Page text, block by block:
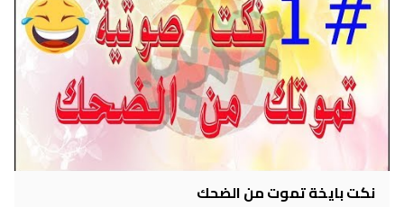
نكت بايخة تموت من الضحك